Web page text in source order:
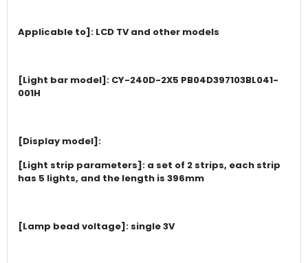
Applicable to]: LCD TV and other models
[Light bar model]: CY-240D-2X5 PB04D397103BL041-
001H
[Display model]:
[Light strip parameters]: a set of 2 strips, each strip
has 5 lights, and the length is 396mm
[Lamp bead voltage]: single 3V